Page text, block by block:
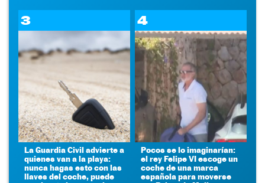
3
La Guardia Civil advierte a
quienes van a la playa:
nunca hagas esto con las
llaves del coche, puede
4
Pocos se lo imaginarían:
el rey Felipe VI escoge un
coche de una marca
española para moverse